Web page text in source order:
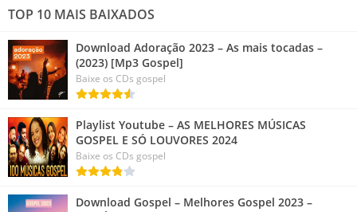
TOP 10 MAIS BAIXADOS
Download Adoração 2023 – As mais tocadas –
(2023) [Mp3 Gospel]
Baixe os CDs gospel
Playlist Youtube – AS MELHORES MÚSICAS
GOSPEL E SÓ LOUVORES 2024
Baixe os CDs gospel
Download Gospel – Melhores Gospel 2023 –